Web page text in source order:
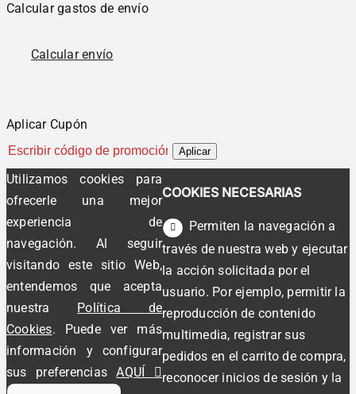
Calcular gastos de envío
Calcular envío
Aplicar Cupón
Aplicar
Utilizamos cookies para
ofrecerle una mejor
experiencia de
navegación. Al seguir
visitando este sitio Web,
entendemos que acepta
nuestra Política de
Cookies. Puede ver más
información y configurar
sus preferencias
AQUÍ
COOKIES NECESARIAS
Permiten la navegación a
través de nuestra web y ejecutar
la acción solicitada por el
usuario. Por ejemplo, permitir la
reproducción de contenido
multimedia, registrar sus
pedidos en el carrito de compra,
reconocer inicios de sesión y la